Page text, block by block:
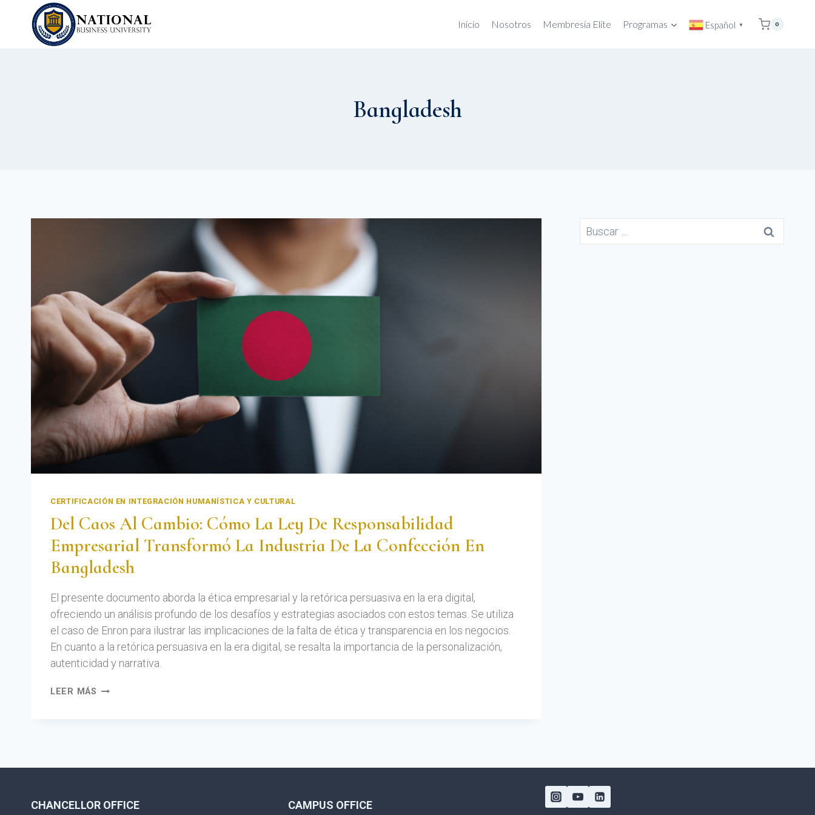
Inicio Nosotros Membresía Elite Programas Español ▼ 0
Bangladesh
CERTIFICACIÓN EN INTEGRACIÓN HUMANÍSTICA Y CULTURAL
Del Caos Al Cambio: Cómo La Ley De Responsabilidad
Empresarial Transformó La Industria De La Confección En
Bangladesh
El presente documento aborda la ética empresarial y la retórica persuasiva en la era digital,
ofreciendo un análisis profundo de los desafíos y estrategias asociados con estos temas. Se utiliza
el caso de Enron para ilustrar las implicaciones de la falta de ética y transparencia en los negocios.
En cuanto a la retórica persuasiva en la era digital, se resalta la importancia de la personalización,
autenticidad y narrativa.
LEER MÁS
CHANCELLOR OFFICE CAMPUS OFFICE